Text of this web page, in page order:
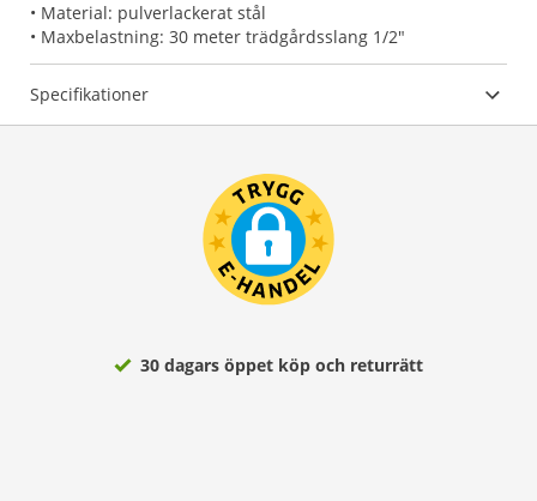
• Material: pulverlackerat stål
• Maxbelastning: 30 meter trädgårdsslang 1/2"
Specifikationer
30 dagars öppet köp och returrätt